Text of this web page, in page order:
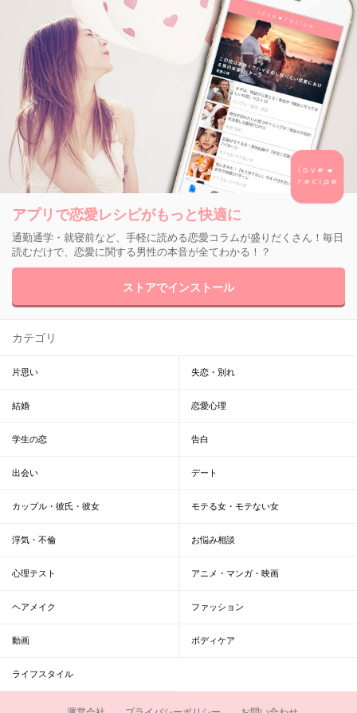
アプリで恋愛レシピがもっと快適に
通勤通学・就寝前など、手軽に読める恋愛コラムが盛りだくさん！毎日
読むだけで、恋愛に関する男性の本音が全てわかる！？
ストアでインストール
カテゴリ
片思い 失恋・別れ
結婚 恋愛心理
学生の恋 告白
出会い デート
カップル・彼氏・彼女 モテる女・モテない女
浮気・不倫 お悩み相談
心理テスト アニメ・マンガ・映画
ヘアメイク ファッション
動画 ボディケア
ライフスタイル